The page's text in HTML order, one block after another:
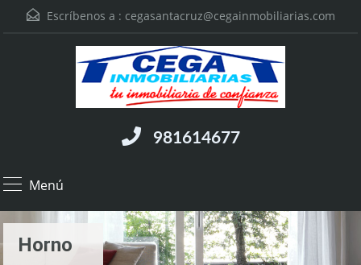
Escríbenos a : cegasantacruz@cegainmobiliarias.com
981614677
Menú
Horno